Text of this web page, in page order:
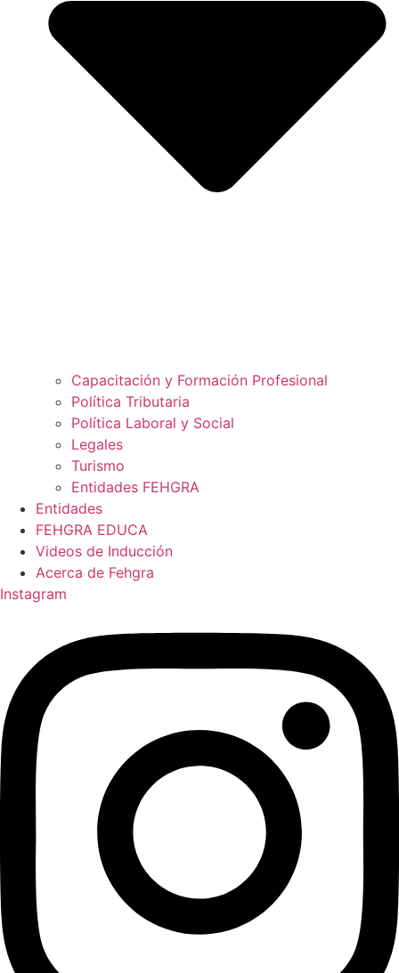
Capacitación y Formación Profesional
Política Tributaria
Política Laboral y Social
Legales
Turismo
Entidades FEHGRA
Entidades
FEHGRA EDUCA
Videos de Inducción
Acerca de Fehgra
Instagram